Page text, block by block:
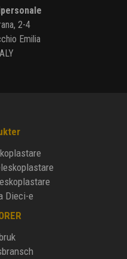
2-4
Emilia
Dieci-e